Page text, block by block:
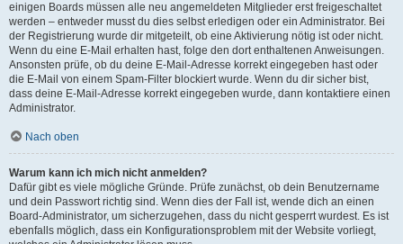
einigen Boards müssen alle neu angemeldeten Mitglieder erst freigeschaltet
werden – entweder musst du dies selbst erledigen oder ein Administrator. Bei
der Registrierung wurde dir mitgeteilt, ob eine Aktivierung nötig ist oder nicht.
Wenn du eine E-Mail erhalten hast, folge den dort enthaltenen Anweisungen.
Ansonsten prüfe, ob du deine E-Mail-Adresse korrekt eingegeben hast oder
die E-Mail von einem Spam-Filter blockiert wurde. Wenn du dir sicher bist,
dass deine E-Mail-Adresse korrekt eingegeben wurde, dann kontaktiere einen
Administrator.
Nach oben
Warum kann ich mich nicht anmelden?
Dafür gibt es viele mögliche Gründe. Prüfe zunächst, ob dein Benutzername
und dein Passwort richtig sind. Wenn dies der Fall ist, wende dich an einen
Board-Administrator, um sicherzugehen, dass du nicht gesperrt wurdest. Es ist
ebenfalls möglich, dass ein Konfigurationsproblem mit der Website vorliegt,